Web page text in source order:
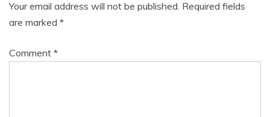
Your email address will not be published. Required fields
are marked *
Comment *